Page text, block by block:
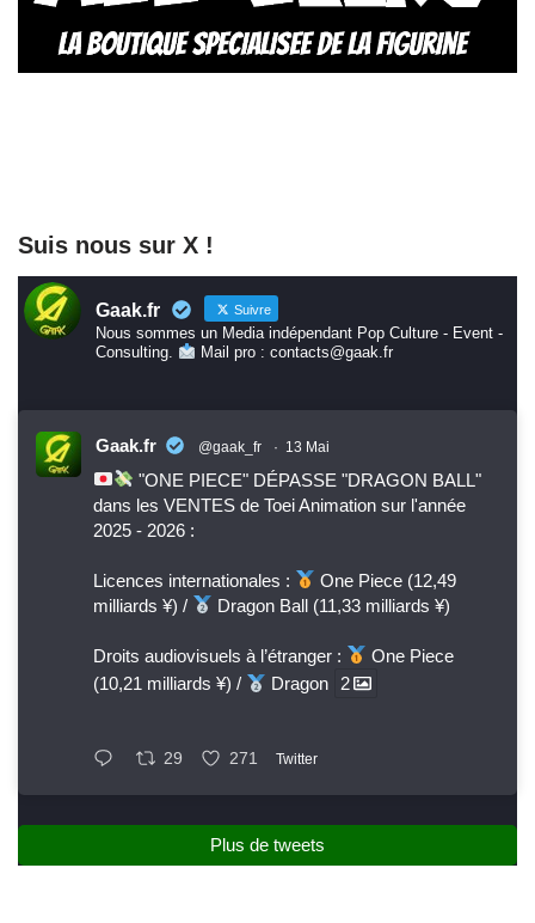
Suis nous sur X !
Gaak.fr Suivre
Nous sommes un Media indépendant Pop Culture - Event -
Consulting.
Mail pro : contacts@gaak.fr
Gaak.fr @gaak_fr · 13 Mai
"ONE PIECE" DÉPASSE "DRAGON BALL"
dans les VENTES de Toei Animation sur l'année
2025 - 2026 :
Licences internationales :
One Piece (12,49
milliards ¥) /
Dragon Ball (11,33 milliards ¥)
Droits audiovisuels à l’étranger :
One Piece
(10,21 milliards ¥) /
Dragon 2
29 271 Twitter
Plus de tweets